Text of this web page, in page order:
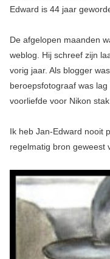
Edward is 44 jaar
De afgelopen maanden
weblog. Hij schreef zijn
vorig jaar. Als blogger
beroepsfotograaf was
voorliefde voor Nikon
Ik heb Jan-Edward nooit
regelmatig bron geweest